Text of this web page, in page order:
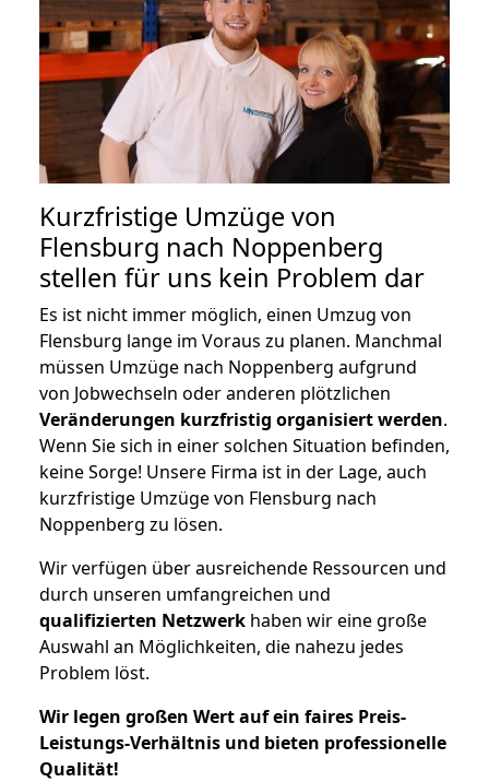
Kurzfristige Umzüge von
Flensburg nach Noppenberg
stellen für uns kein Problem dar
Es ist nicht immer möglich, einen Umzug von
Flensburg lange im Voraus zu planen. Manchmal
müssen Umzüge nach Noppenberg aufgrund
von Jobwechseln oder anderen plötzlichen
Veränderungen kurzfristig organisiert werden.
Wenn Sie sich in einer solchen Situation befinden,
keine Sorge! Unsere Firma ist in der Lage, auch
kurzfristige Umzüge von Flensburg nach
Noppenberg zu lösen.
Wir verfügen über ausreichende Ressourcen und
durch unseren umfangreichen und
qualifizierten Netzwerk haben wir eine große
Auswahl an Möglichkeiten, die nahezu jedes
Problem löst.
Wir legen großen Wert auf ein faires Preis-
Leistungs-Verhältnis und bieten professionelle
Qualität!